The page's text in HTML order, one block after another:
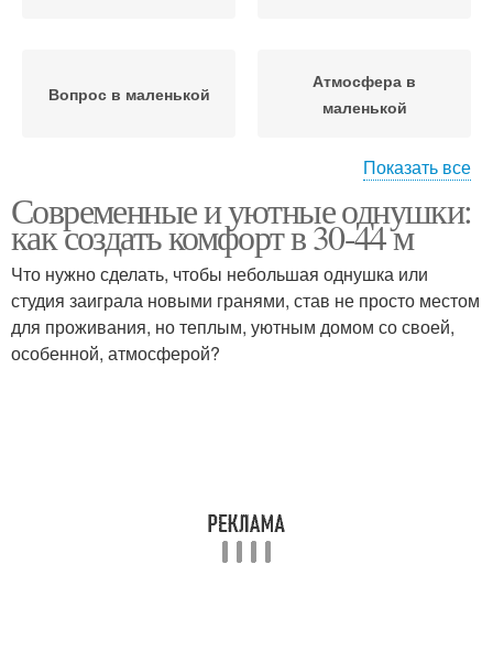
Вопрос в маленькой
Атмосфера в
маленькой
Дизайн в маленькой
маленькой
Минимализм для
маленькой
Пространства в
Показать все
Современные и уютные однушки:
как создать комфорт в 30-44 м
Что нужно сделать, чтобы небольшая однушка или
студия заиграла новыми гранями, став не просто местом
для проживания, но теплым, уютным домом со своей,
особенной, атмосферой?